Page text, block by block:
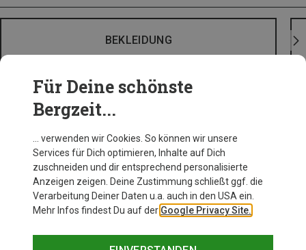
BEKLEIDUNG
Für Deine schönste
Bergzeit...
… verwenden wir Cookies. So können wir unsere
Services für Dich optimieren, Inhalte auf Dich
zuschneiden und dir entsprechend personalisierte
Anzeigen zeigen. Deine Zustimmung schließt ggf. die
Verarbeitung Deiner Daten u.a. auch in den USA ein.
Mehr Infos findest Du auf der Google Privacy Site.